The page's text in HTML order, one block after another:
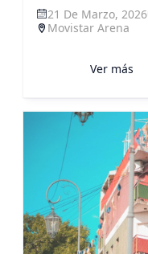
21 De Marzo, 2026
Movistar Arena
Ver más